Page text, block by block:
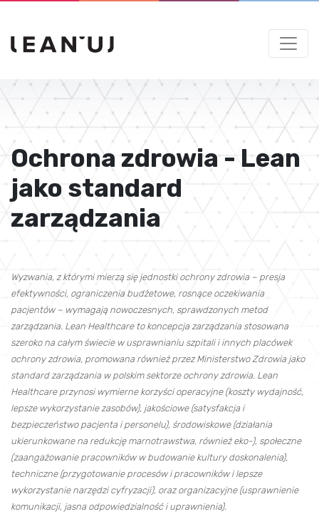
Ochrona zdrowia - Lean
jako standard
zarządzania
Wyzwania, z którymi mierzą się jednostki ochrony zdrowia – presja
efektywności, ograniczenia budżetowe, rosnące oczekiwania
pacjentów – wymagają nowoczesnych, sprawdzonych metod
zarządzania. Lean Healthcare to koncepcja zarządzania stosowana
szeroko na całym świecie w usprawnianiu szpitali i innych placówek
ochrony zdrowia, promowana również przez Ministerstwo Zdrowia jako
standard zarządzania w polskim sektorze ochrony zdrowia. Lean
Healthcare przynosi wymierne korzyści operacyjne (koszty wydajność,
lepsze wykorzystanie zasobów), jakościowe (satysfakcja i
bezpieczeństwo pacjenta i personelu), środowiskowe (działania
ukierunkowane na redukcję marnotrawstwa, również eko-), społeczne
(zaangażowanie pracowników w budowanie kultury doskonalenia),
techniczne (przygotowanie procesów i pracowników i lepsze
wykorzystanie narzędzi cyfryzacji), oraz organizacyjne (usprawnienie
komunikacji, jasna odpowiedzialność i uprawnienia).